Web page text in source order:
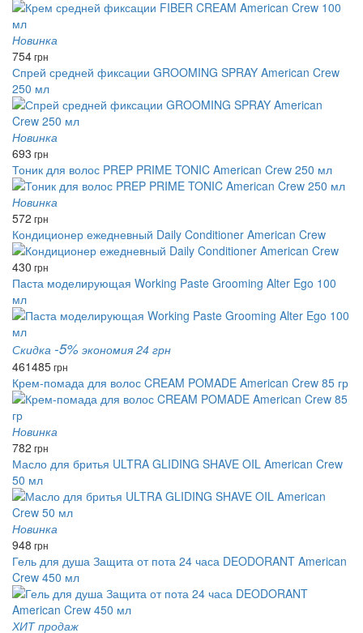
Новинка
754грн
Спрей средней фиксации GROOMING SPRAY American Crew
250 мл
Новинка
693 грн
Тоник для волос PREP PRIME TONIC American Crew 250 мл
Новинка
572 грн
Кондиционер ежедневный Daily Conditioner American Crew
430 грн
Паста моделирующая Working Paste Grooming Alter Ego 100
мл
Скидка -5% экономия 24 грн
461485грн
Крем-помада для волос CREAM POMADE American Crew 85 гр
Новинка
782 грн
Масло для бритья ULTRA GLIDING SHAVE OIL American Crew
50 мл
Новинка
948 грн
Гель для душа Защита от пота 24 часа DEODORANT American
Crew 450 мл
ХИТ продаж